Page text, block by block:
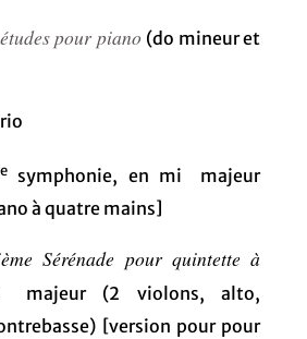
pour piano (do mineur et
symphonie, en mi
majeur
à quatre mains]
Sérénade pour quintette à
majeur (2 violons, alto,
[version pour pour